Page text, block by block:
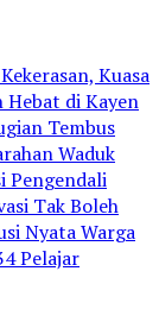
Kuasa
Hebat di Kayen
Tembus
Waduk
Pengendali
Tak Boleh
Nyata Warga
Pelajar